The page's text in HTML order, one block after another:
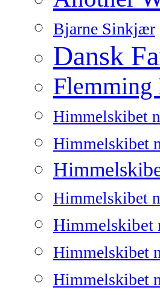
Bjarne Sinkjær
Dansk
Flemming
Himmelskibet
Himmelskibet
Himmelskibet
Himmelskibet
Himmelskibet
Himmelskibet